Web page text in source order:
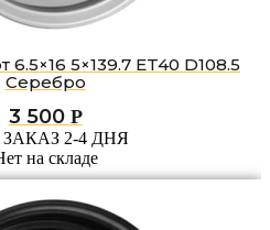
5×139.7 ET40 D108.5
Серебро
3 500 Р
2-4 ДНЯ
на складе